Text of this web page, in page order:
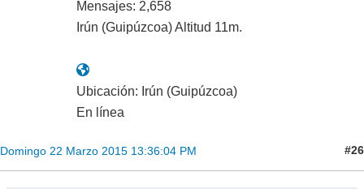
Mensajes: 2,658
Irún (Guipúzcoa) Altitud 11m.
Ubicación: Irún (Guipúzcoa)
En línea
Domingo 22 Marzo 2015 13:36:04 PM #26